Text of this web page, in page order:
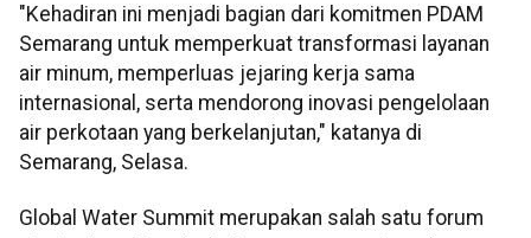
"Kehadiran ini menjadi bagian dari komitmen PDAM
Semarang untuk memperkuat transformasi layanan
air minum, memperluas jejaring kerja sama
internasional, serta mendorong inovasi pengelolaan
air perkotaan yang berkelanjutan," katanya di
Semarang, Selasa.
Global Water Summit merupakan salah satu forum